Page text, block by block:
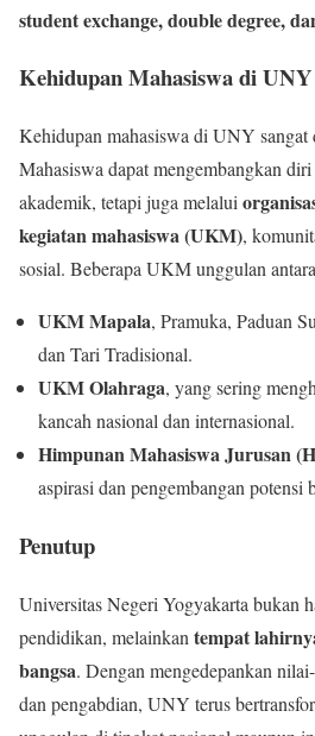
student exchange, double degree,
Kehidupan Mahasiswa di UNY
Kehidupan mahasiswa di UNY sangat
Mahasiswa dapat mengembangkan
akademik, tetapi juga melalui
kegiatan mahasiswa (UKM),
sosial. Beberapa UKM unggulan
UKM Mapala, Pramuka, Paduan
dan Tari Tradisional.
UKM Olahraga, yang sering
kancah nasional dan internasional.
Himpunan Mahasiswa Jurusan
aspirasi dan pengembangan potensi
Penutup
Universitas Negeri Yogyakarta bukan
pendidikan, melainkan tempat
bangsa. Dengan mengedepankan
dan pengabdian, UNY terus